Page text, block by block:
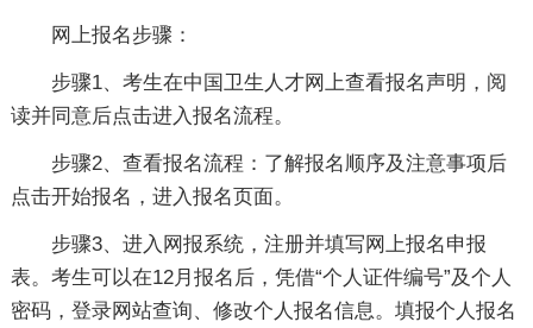
网上报名步骤：
步骤1、考生在中国卫生人才网上查看报名声明，阅
读并同意后点击进入报名流程。
步骤2、查看报名流程：了解报名顺序及注意事项后
点击开始报名，进入报名页面。
步骤3、进入网报系统，注册并填写网上报名申报
表。考生可以在12月报名后，凭借“个人证件编号”及个人
密码，登录网站查询、修改个人报名信息。填报个人报名